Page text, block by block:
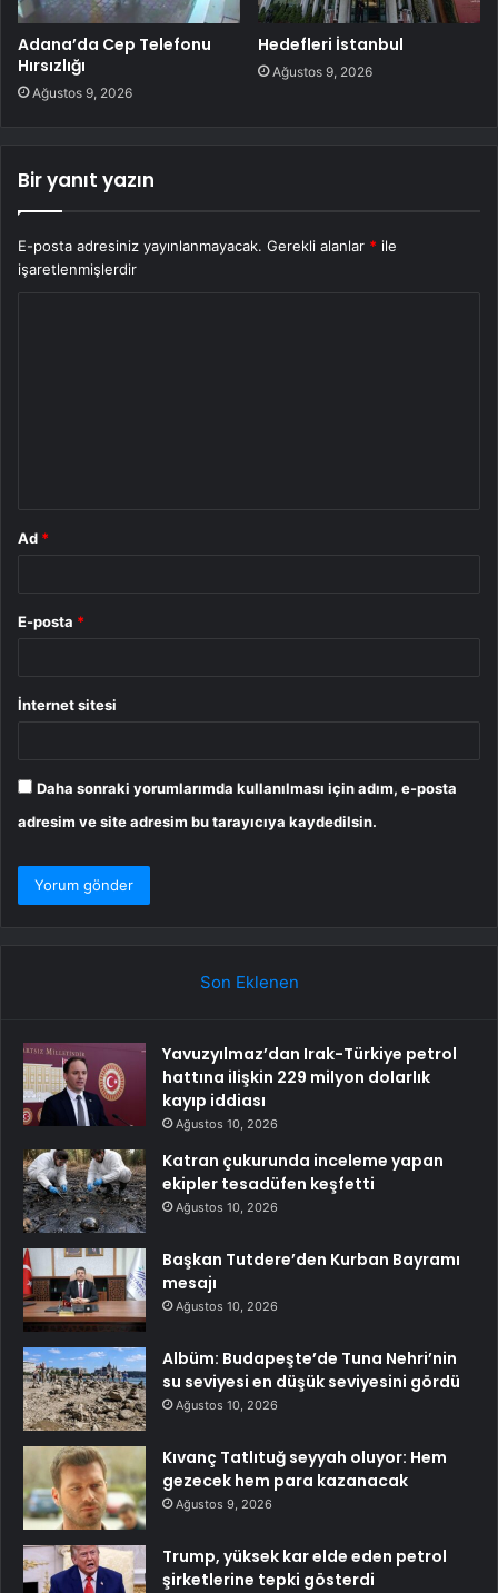
Adana’da Cep Telefonu
Hırsızlığı
Ağustos 9, 2026
Hedefleri İstanbul
Ağustos 9, 2026
Bir yanıt yazın
E-posta adresiniz yayınlanmayacak. Gerekli alanlar * ile
işaretlenmişlerdir
Ad *
E-posta *
İnternet sitesi
Daha sonraki yorumlarımda kullanılması için adım, e-posta
adresim ve site adresim bu tarayıcıya kaydedilsin.
Son Eklenen
Yavuzyılmaz’dan Irak-Türkiye petrol
hattına ilişkin 229 milyon dolarlık
kayıp iddiası
Ağustos 10, 2026
Katran çukurunda inceleme yapan
ekipler tesadüfen keşfetti
Ağustos 10, 2026
Başkan Tutdere’den Kurban Bayramı
mesajı
Ağustos 10, 2026
Albüm: Budapeşte’de Tuna Nehri’nin
su seviyesi en düşük seviyesini gördü
Ağustos 10, 2026
Kıvanç Tatlıtuğ seyyah oluyor: Hem
gezecek hem para kazanacak
Ağustos 9, 2026
Trump, yüksek kar elde eden petrol
şirketlerine tepki gösterdi